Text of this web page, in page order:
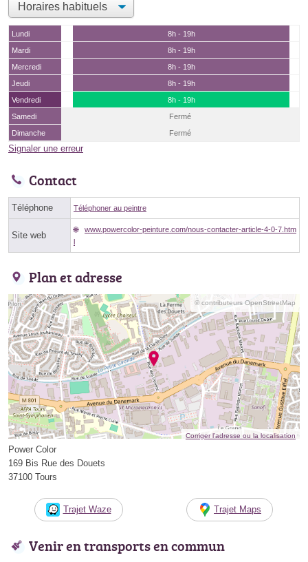
Lundi
8h - 19h
Mardi
8h - 19h
Mercredi
8h - 19h
Jeudi
8h - 19h
Vendredi
8h - 19h
Samedi
Fermé
Dimanche
Fermé
Signaler une erreur
Contact
Téléphone Téléphoner au peintre
Site web
www.powercolor-peinture.com/nous-contacter-article-4-0-7.htm
l
Plan et adresse
© contributeurs OpenStreetMap
Corriger l’adresse ou la localisation
Power Color
169 Bis Rue des Douets
37100 Tours
Trajet Waze Trajet Maps
Venir en transports en commun